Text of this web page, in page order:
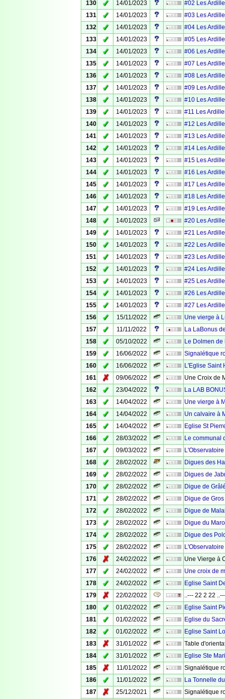
130 ✓ 14/01/2023
#02 Les
131
✓ 14/01/2023
#03 Les
132
✓ 14/01/2023
#04 Les
133
✓ 14/01/2023
#05 Les
134
✓ 14/01/2023
#06 Les
135
✓ 14/01/2023
#07 Les
136
✓ 14/01/2023
#08 Les
137
✓ 14/01/2023
#09 Les
138
✓ 14/01/2023
#10 Les
139
✓ 14/01/2023
#11 Les
140
✓ 14/01/2023
#12 Les
141
✓ 14/01/2023
#13 Les
142
✓ 14/01/2023
#14 Les
143
✓ 14/01/2023
#15 Les
144
✓ 14/01/2023
#16 Les
145
✓ 14/01/2023
#17 Les
146
✓ 14/01/2023
#18 Les
147
✓ 14/01/2023
#19 Les
148
✓ 14/01/2023
#20 Les
149
✓ 14/01/2023
#21 Les
150
✓ 14/01/2023
#22 Les
151
✓ 14/01/2023
#23 Les
152
✓ 14/01/2023
#24 Les
153
✓ 14/01/2023
#25 Les
154
✓ 14/01/2023
#26 Les
155
✓ 14/01/2023
#27 Les
156
✓ 15/11/2022
Une vierge à
157
✓ 11/11/2022
La LaBonus
158
✓ 05/10/2022
Le Dolmen
159
✓ 16/06/2022
Signalétique
160
✓ 16/06/2022
L'Eglise Saint
161
✗ 09/06/2022
Une Croix de
162
✓ 23/04/2022
La LAB
163
✓ 14/04/2022
Une vierge à
164
✓ 14/04/2022
Un calvaire à
165
✓ 14/04/2022
Eglise St
166
✓ 28/03/2022
Le communal
167
✓ 09/03/2022
168
✓ 28/02/2022
Digues des
169
✓ 28/02/2022
Digues de
170
✓ 28/02/2022
Digue de
171
✓ 28/02/2022
Digue de
172
✓ 28/02/2022
Digue de
173
✓ 28/02/2022
Digue du
174
✓ 28/02/2022
Digue des
175
✓ 28/02/2022
176
✗ 24/02/2022
Une Vierge à
177
✓ 24/02/2022
Une croix de
178
✓ 24/02/2022
Eglise Saint
179
✗ 22/02/2022
..--- 22 2 22
180
✓ 01/02/2022
Eglise Saint
181
✓ 01/02/2022
Eglise du
182
✓ 01/02/2022
Eglise Saint
183
✗ 31/01/2022
Table
184
✓ 31/01/2022
Eglise Ste
185
✗ 11/01/2022
Signalétique
186
✓ 11/01/2022
La Tonnelle
187
✗ 25/12/2021
Signalétique